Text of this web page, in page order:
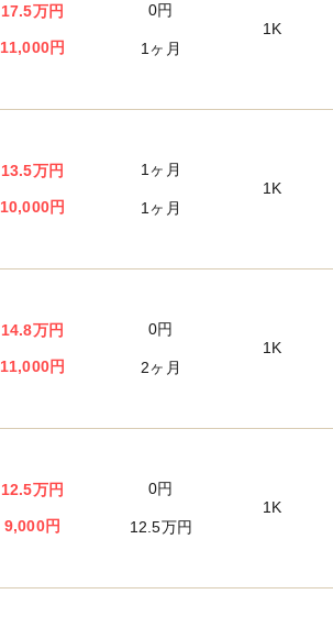
17.5万円
11,000円
0円
1ヶ月
1K
13.5万円
10,000円
1ヶ月
1ヶ月
1K
14.8万円
11,000円
0円
2ヶ月
1K
12.5万円
9,000円
0円
12.5万円
1K